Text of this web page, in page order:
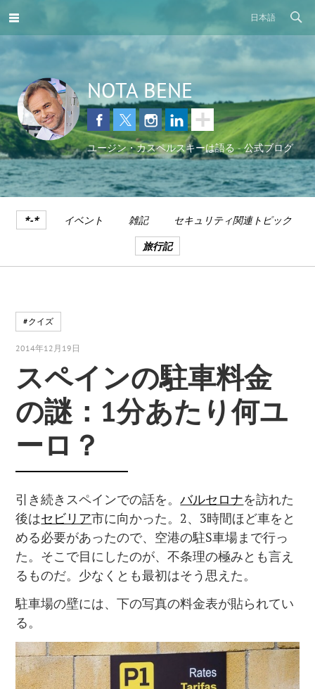
日本語
NOTA BENE
ユージン・カスペルスキーは語る - 公式ブログ
*-* イベント 雑記
セキュリティ関連トピック
旅行記
#クイズ
2014年12月19日
スペインの駐車料金
の謎：1分あたり何ユ
ーロ？
引き続きスペインでの話を。バルセロナを訪れた
後はセビリア市に向かった。2、3時間ほど車をと
める必要があったので、空港の駐S車場まで行っ
た。そこで目にしたのが、不条理の極みとも言え
るものだ。少なくとも最初はそう思えた。
駐車場の壁には、下の写真の料金表が貼られてい
る。